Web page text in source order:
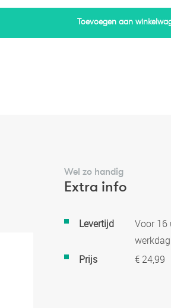
Toevoegen aan
Wel zo handig
Extra info
Meer
informatie
Levertijd
Voor 16
Prijs
€ 24,99